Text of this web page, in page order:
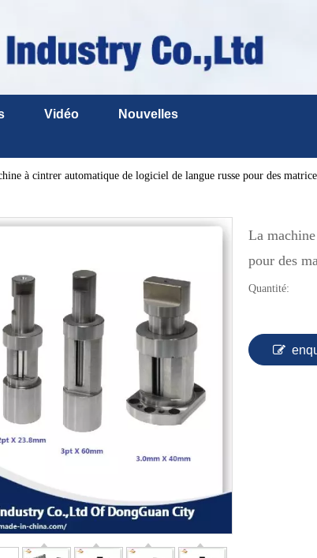
Vidéo
Nouvelles
à cintrer automatique de logiciel de langue russe pour des
La
pour des
Quantité: